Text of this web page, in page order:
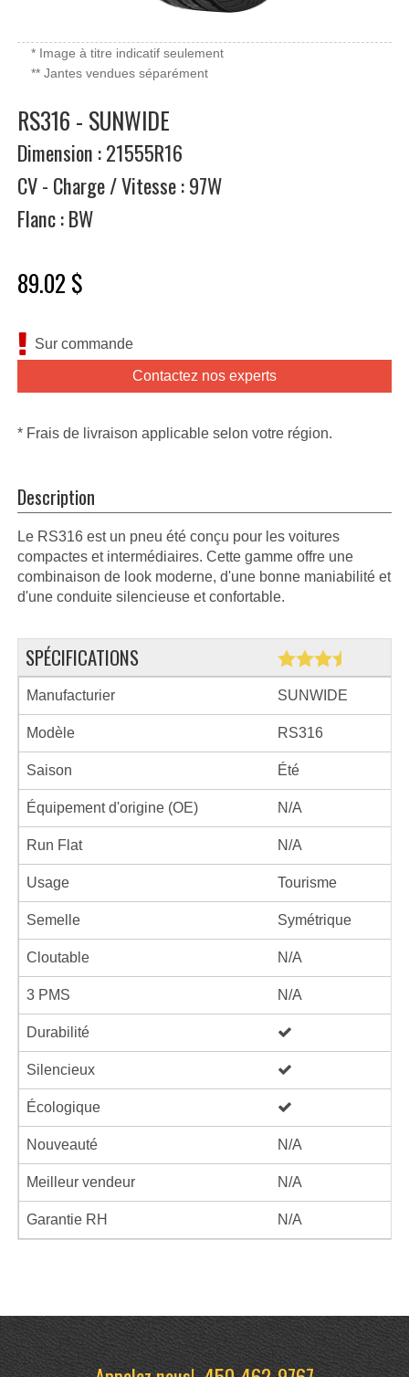
* Image à titre indicatif seulement
** Jantes vendues séparément
RS316 - SUNWIDE
Dimension : 21555R16
CV - Charge / Vitesse : 97W
Flanc : BW
89.02 $
Sur commande
Contactez nos experts
* Frais de livraison applicable selon votre région.
Description
Le RS316 est un pneu été conçu pour les voitures
compactes et intermédiaires. Cette gamme offre une
combinaison de look moderne, d'une bonne maniabilité et
d'une conduite silencieuse et confortable.
SPÉCIFICATIONS
Manufacturier SUNWIDE
Modèle RS316
Saison Été
Équipement d'origine (OE) N/A
Run Flat N/A
Usage Tourisme
Semelle Symétrique
Cloutable N/A
3 PMS N/A
Durabilité
Silencieux
Écologique
Nouveauté N/A
Meilleur vendeur N/A
Garantie RH N/A